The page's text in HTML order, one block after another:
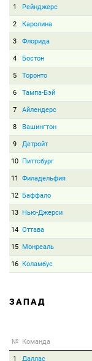
1 Рейнджерс
2 Каролина
3 Флорида
4 Бостон
5 Торонто
6 Тампа-Бэй
7 Айлендерс
8 Вашингтон
9 Детройт
10 Питтсбург
11 Филадельфия
12 Баффало
13 Нью-Джерси
14 Оттава
15 Монреаль
16 Коламбус
ЗАПАД
№ Команда
1 Даллас